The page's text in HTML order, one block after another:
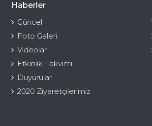
Haberler
Güncel
Foto Galeri
Videolar
Etkinlik Takvimi
Duyurular
2020 Ziyaretçilerimiz